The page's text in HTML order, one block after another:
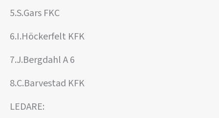
5.S.Gars FKC
6.I.Höckerfelt KFK
7.J.Bergdahl A 6
8.C.Barvestad KFK
LEDARE: